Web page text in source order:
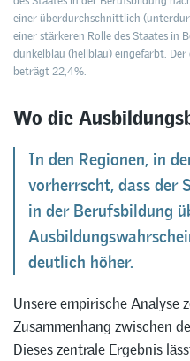
einer überdurchschnittlich
einer stärkeren Rolle des Staates in
dunkelblau (hellblau) eingefärbt.
beträgt 22,4%.
Wo die
In den Regionen, in
vorherrscht, dass der
in der Berufsbildung
deutlich höher.
Unsere empirische Analyse
Zusammenhang zwischen
Dieses zentrale Ergebnis